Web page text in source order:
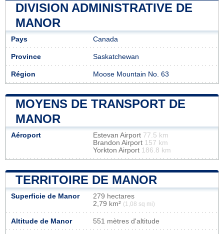
DIVISION ADMINISTRATIVE DE
MANOR
Pays Canada
Province Saskatchewan
Région Moose Mountain No. 63
MOYENS DE TRANSPORT DE
MANOR
Aéroport Estevan Airport 77.5 km
Brandon Airport 157 km
Yorkton Airport 186.8 km
TERRITOIRE DE MANOR
Superficie de Manor
279 hectares
2,79 km² (1,08 sq mi)
Altitude de Manor 551 mètres d'altitude